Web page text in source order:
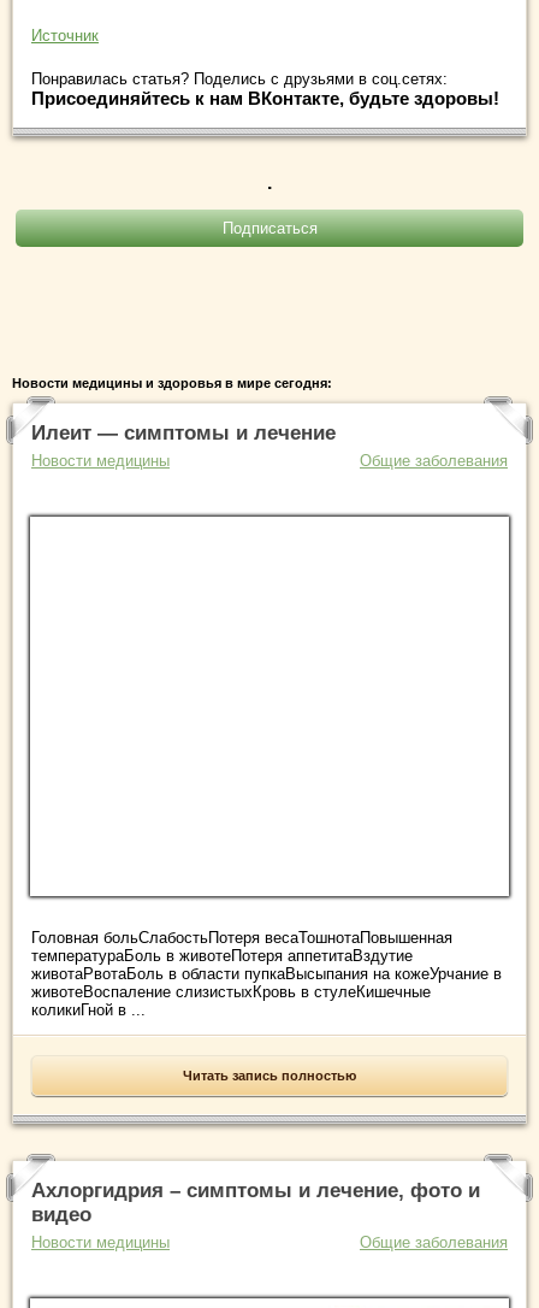
Источник
Понравилась статья? Поделись с друзьями в соц.сетях:
Присоединяйтесь к нам ВКонтакте, будьте здоровы!
.
Новости медицины и здоровья в мире сегодня:
Илеит — симптомы и лечение
Новости медицины Общие заболевания
Головная больСлабостьПотеря весаТошнотаПовышенная
температураБоль в животеПотеря аппетитаВздутие
животаРвотаБоль в области пупкаВысыпания на кожеУрчание в
животеВоспаление слизистыхКровь в стулеКишечные
коликиГной в ...
Читать запись полностью
Ахлоргидрия – симптомы и лечение, фото и
видео
Новости медицины Общие заболевания